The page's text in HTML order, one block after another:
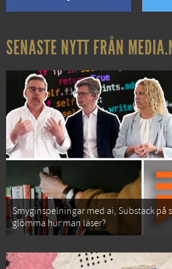
SENASTE NYTT FRÅN
Smyginspelningar med ai, Substack på
glömma hur man läser?